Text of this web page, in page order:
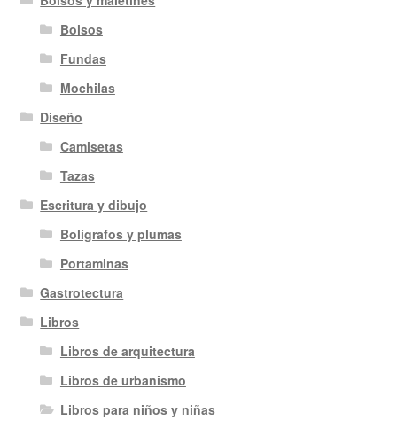
Bolsos
Fundas
Mochilas
Diseño
Camisetas
Tazas
Escritura y dibujo
Bolígrafos y plumas
Portaminas
Gastrotectura
Libros
Libros de arquitectura
Libros de urbanismo
Libros para niños y niñas